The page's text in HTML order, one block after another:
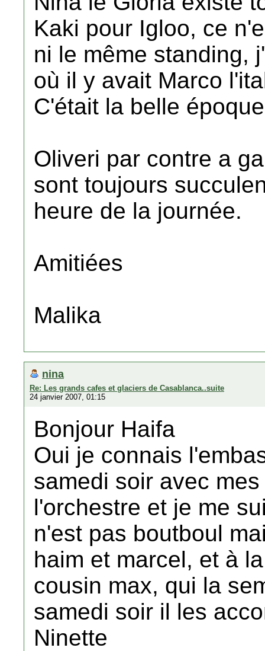
Kaki pour Igloo, ce
ni le même standing,
où il y avait Marco
C'était la belle
Oliveri par contre a
sont toujours
heure de la journée.
Amitiées
Malika
nina
Re: Les grands cafes et glaciers de Casablanca..suite
24 janvier 2007, 01:15
Bonjour Haifa
Oui je connais
samedi soir avec
l'orchestre et je me
n'est pas boutboul
haim et marcel, et à
cousin max, qui la
samedi soir il les
Ninette